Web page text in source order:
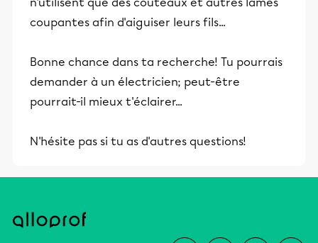
coupantes afin d'aiguiser leurs fils...
Bonne chance dans ta recherche! Tu pourrais
demander à un électricien; peut-être
pourrait-il mieux t'éclairer...
N'hésite pas si tu as d'autres questions!